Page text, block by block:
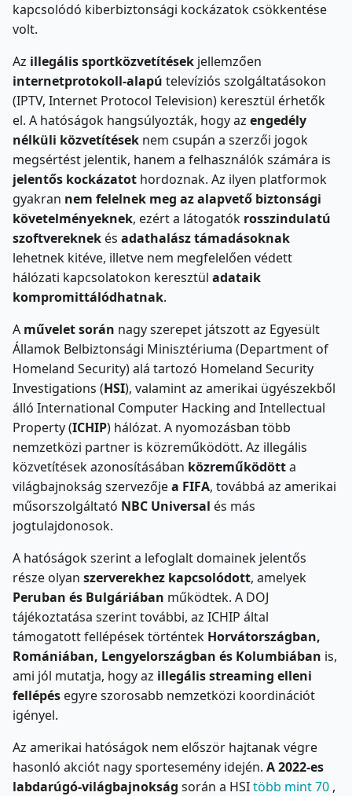
kapcsolódó kiberbiztonsági kockázatok csökkentése
volt.
Az illegális sportközvetítések jellemzően
internetprotokoll-alapú televíziós szolgáltatásokon
(IPTV, Internet Protocol Television) keresztül érhetők
el. A hatóságok hangsúlyozták, hogy az engedély
nélküli közvetítések nem csupán a szerzői jogok
megsértést jelentik, hanem a felhasználók számára is
jelentős kockázatot hordoznak. Az ilyen platformok
gyakran nem felelnek meg az alapvető biztonsági
követelményeknek, ezért a látogatók rosszindulatú
szoftvereknek és adathalász támadásoknak
lehetnek kitéve, illetve nem megfelelően védett
hálózati kapcsolatokon keresztül adataik
kompromittálódhatnak.
A művelet során nagy szerepet játszott az Egyesült
Államok Belbiztonsági Minisztériuma (Department of
Homeland Security) alá tartozó Homeland Security
Investigations (HSI), valamint az amerikai ügyészekből
álló International Computer Hacking and Intellectual
Property (ICHIP) hálózat. A nyomozásban több
nemzetközi partner is közreműködött. Az illegális
közvetítések azonosításában közreműködötta
világbajnokság szervezőjea FIFA, továbbá az amerikai
műsorszolgáltató NBC Universal és más
jogtulajdonosok.
A hatóságok szerint a lefoglalt domainek jelentős
része olyan szerverekhez kapcsolódott, amelyek
Peruban és Bulgáriában működtek. A DOJ
tájékoztatása szerint további, az ICHIP által
támogatott fellépések történtek Horvátországban,
Romániában, Lengyelországban és Kolumbiában is,
ami jól mutatja, hogy az illegális streaming elleni
fellépés egyre szorosabb nemzetközi koordinációt
igényel.
Az amerikai hatóságok nem először hajtanak végre
hasonló akciót nagy sportesemény idején. A 2022-es
labdarúgó-világbajnokság során a HSItöbb mint 70 ,